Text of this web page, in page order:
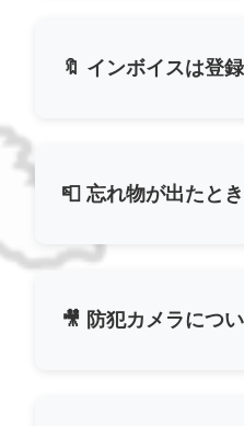
🔖 インボイスは登
📮 忘れ物が出たと
🎥 防犯カメラにつ